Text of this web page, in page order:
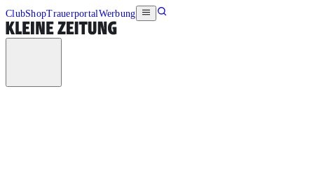
ClubShopTrauerportalWerbung